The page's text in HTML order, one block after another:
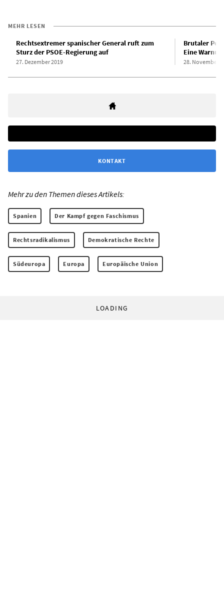
MEHR LESEN
Rechtsextremer spanischer General ruft zum
Sturz der PSOE-Regierung auf
27. Dezember 2019
Brutaler
Eine
28. November
KONTAKT
Mehr zu den Themen dieses Artikels:
Spanien Der Kampf gegen Faschismus
Rechtsradikalismus Demokratische Rechte
Südeuropa Europa Europäische Union
LOADING